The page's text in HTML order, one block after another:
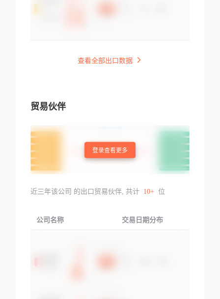
查看全部出口数据
贸易伙伴
登录查看更多
近三年该公司 的出口贸易伙伴, 共计 10+ 位
公司名称 交易日期分布